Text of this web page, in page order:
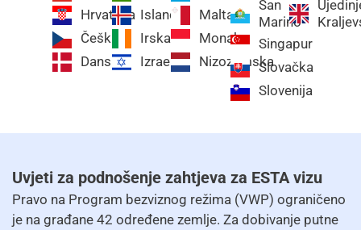
Hrvatska
Češka
Danska
Island
Irska
Izrael
Malta
Monako
Nizozemska
San
Marino
Singapur
Slovačka
Slovenija
Uvjeti za podnošenje zahtjeva za ESTA vizu
Pravo na Program bezviznog režima (VWP) ograničeno
je na građane 42 određene zemlje. Za dobivanje putne